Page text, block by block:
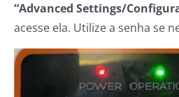
“Advanced Settings/
acesse ela. Utilize a senha se